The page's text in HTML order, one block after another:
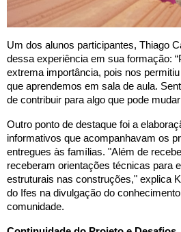
Um dos alunos participantes, Thiago
dessa experiência em sua formação:
extrema importância, pois nos
que aprendemos em sala de aula.
de contribuir para algo que pode
Outro ponto de destaque foi a
informativos que acompanhavam os
entregues às famílias. "Além de
receberam orientações técnicas para
estruturais nas construções," explica
do Ifes na divulgação do
comunidade.